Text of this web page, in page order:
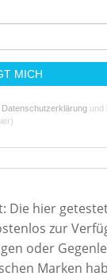
MICH
Datenschutzerklärung und
Die hier
zur
oder
Marken